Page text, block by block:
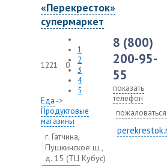
«Перекресток»
супермаркет
1221 0
1
2
3
4
5
Еда ->
Продуктовые
магазины
г. Гатчина,
Пушкинское ш.,
д. 15 (ТЦ Кубус)
8 (800)
200-95-
55
показать
телефон
пожаловаться